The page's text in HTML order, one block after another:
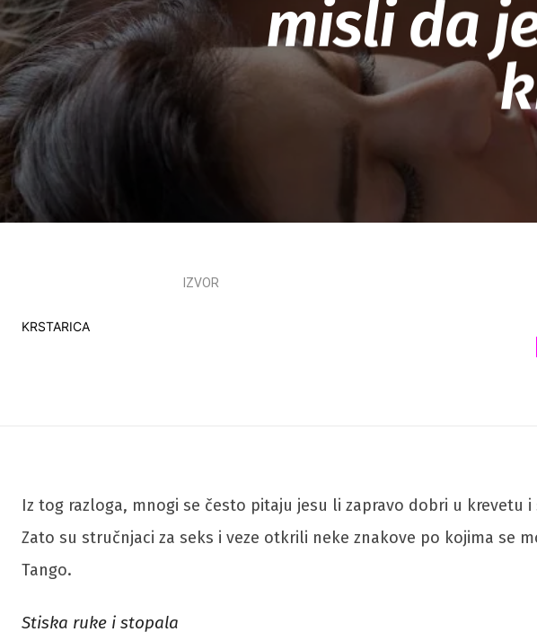
misli da
IZVOR
KRSTARICA
Iz tog razloga, mnogi se često pitaju jesu li zapravo dobri u
Zato su stručnjaci za seks i veze otkrili neke znakove po kojima se
Tango.
Stiska ruke i stopala